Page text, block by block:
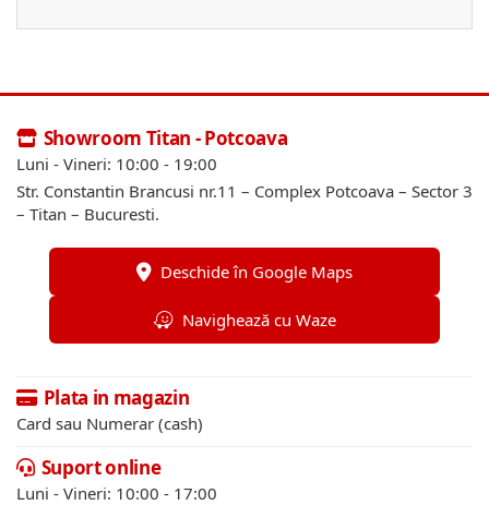
Showroom Titan - Potcoava
Luni - Vineri: 10:00 - 19:00
Str. Constantin Brancusi nr.11 – Complex Potcoava – Sector 3
– Titan – Bucuresti.
Deschide în Google Maps
Navighează cu Waze
Plata in magazin
Card sau Numerar (cash)
Suport online
Luni - Vineri: 10:00 - 17:00